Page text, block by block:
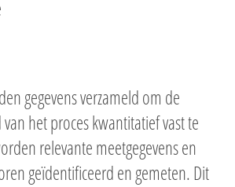
gegevens verzameld om de
het proces kwantitatief vast te
relevante meetgegevens en
geïdentificeerd en gemeten. Dit